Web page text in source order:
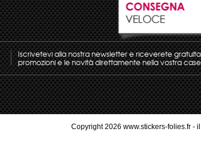
Iscrivetevi alla nostra newsletter e riceverete
promozioni e le novità direttamente nella vostra
Copyright 2026 www.stickers-folies.fr -